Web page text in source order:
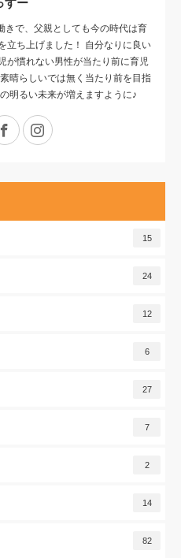
すー
きで、父親としても今の時代は育
立ち上げました！ 自分なりに良い
が慣れない男性が当たり前に育児
晴らしいでは無く当たり前を目指
明るい未来が増えますように♪
Facebook
15
24
12
6
27
7
2
14
82